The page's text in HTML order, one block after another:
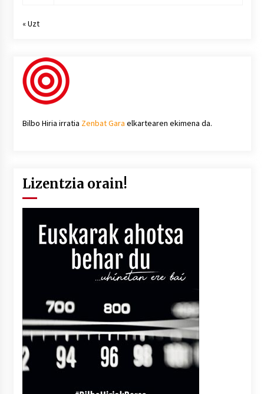
« Uzt
Bilbo Hiria irratia Zenbat Gara elkartearen ekimena da.
Lizentzia orain!